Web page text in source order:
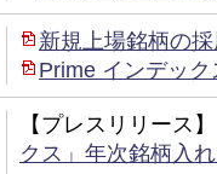
新規上場銘柄の
Prime インデッ
【プレスリリース】
クス」年次銘柄入